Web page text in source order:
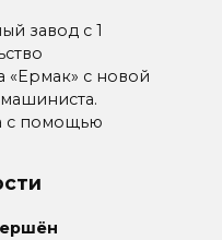
завод с 1
«Ермак» с новой
с помощью